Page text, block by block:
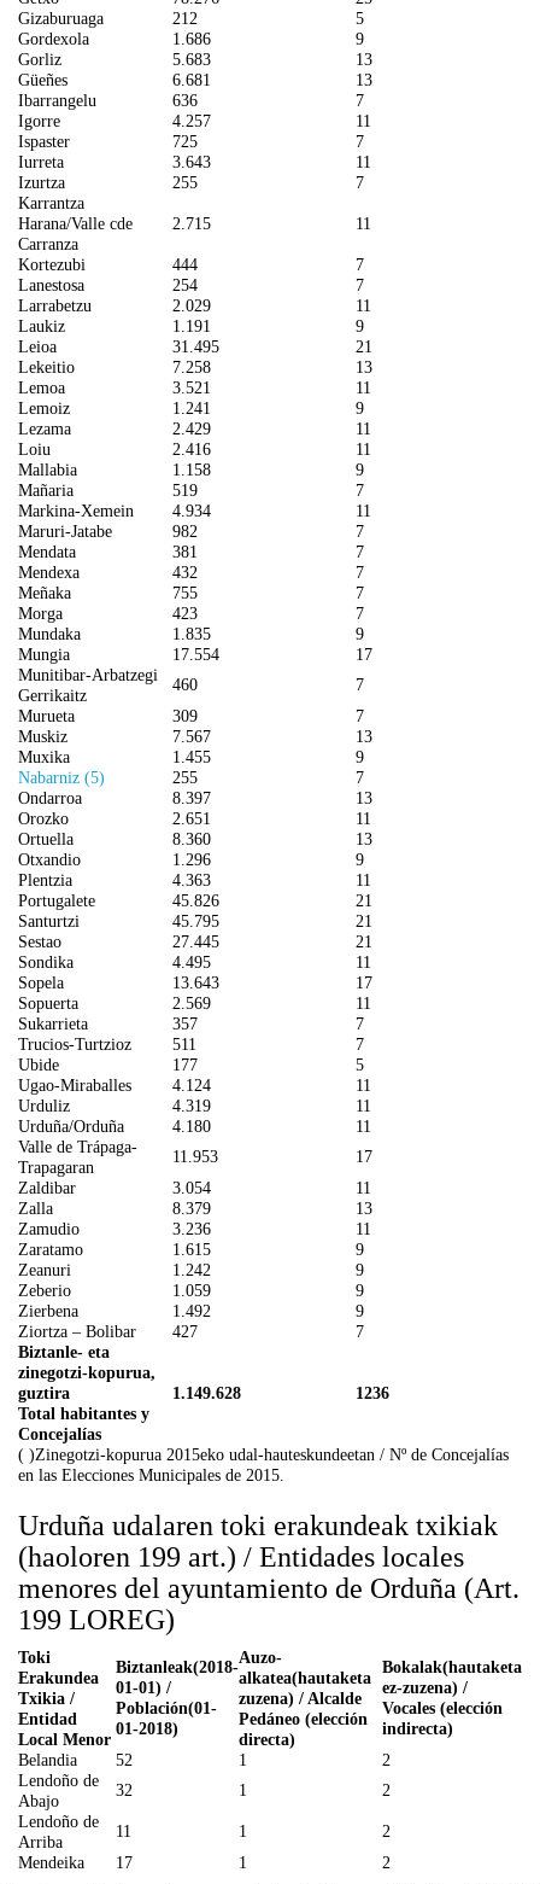
Gizaburuaga
212
5
Gordexola
1.686
9
Gorliz
5.683
13
Güeñes
6.681
13
Ibarrangelu
636
7
Igorre
4.257
11
Ispaster
725
7
Iurreta
3.643
11
Izurtza
255
7
Karrantza
Harana/Valle cde
Carranza
2.715 11
Kortezubi 444
7
Lanestosa
254
7
Larrabetzu
2.029
11
Laukiz
1.191
9
Leioa
31.495
21
Lekeitio
7.258
13
Lemoa
3.521
11
Lemoiz
1.241
9
Lezama
2.429
11
Loiu
2.416
11
Mallabia
1.158
9
Mañaria
519
7
Markina-Xemein
4.934
11
Maruri-Jatabe
982
7
Mendata
381
7
Mendexa
432
7
Meñaka
755
7
Morga
423
7
Mundaka
1.835
9
Mungia
17.554
17
Munitibar-Arbatzegi
Gerrikaitz
460
7
Murueta
309
7
Muskiz
7.567
13
Muxika
1.455
9
Nabarniz (5)
255
7
Ondarroa
8.397
13
Orozko
2.651
11
Ortuella
8.360
13
Otxandio
1.296
9
Plentzia
4.363
11
Portugalete
45.826
21
Santurtzi
45.795
21
Sestao
27.445
21
Sondika
4.495
11
Sopela
13.643
17
Sopuerta
2.569
11
Sukarrieta
357
7
Trucios-Turtzioz
511
7
Ubide
177
5
Ugao-Miraballes
4.124
11
Urduliz
4.319
11
Urduña/Orduña
4.180
11
Valle de Trápaga-
Trapagaran
11.953
17
Zaldibar
3.054
11
Zalla
8.379
13
Zamudio
3.236
11
Zaratamo
1.615
9
Zeanuri
1.242
9
Zeberio
1.059
9
Zierbena
1.492
9
Ziortza – Bolibar
427
7
Biztanle- eta
zinegotzi-kopurua,
guztira
Total habitantes y
Concejalías
1.149.628 1236
( )Zinegotzi-kopurua 2015eko udal-hauteskundeetan / Nº de Concejalías
en las Elecciones Municipales de 2015.
Urduña udalaren toki erakundeak txikiak
(haoloren 199 art.) / Entidades locales
menores del ayuntamiento de Orduña (Art.
199 LOREG)
Toki
Erakundea
Txikia /
Entidad
Local Menor
Biztanleak(2018-
01-01) /
Población(01-
01-2018)
Auzo-
alkatea(hautaketa
zuzena) / Alcalde
Pedáneo (elección
directa)
Bokalak(hautaketa
ez-zuzena) /
Vocales (elección
indirecta)
Belandia
52 1
2
Lendoño de
Abajo
32 1
2
Lendoño de
Arriba
11 1
2
Mendeika
17 1
2